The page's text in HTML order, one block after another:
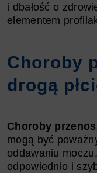
i dbałość o
elementem
Choroby
drogą
Choroby
mogą być
oddawaniu
odpowiednio i